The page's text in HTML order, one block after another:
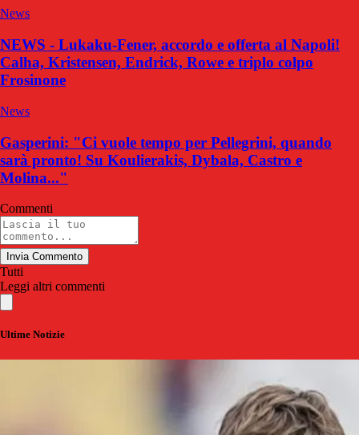
News
NEWS - Lukaku-Fener, accordo e offerta al Napoli!
Calha, Kristensen, Endrick, Rowe e triplo colpo
Frosinone
News
Gasperini: "Ci vuole tempo per Pellegrini, quando
sarà pronto! Su Koulierakis, Dybala, Castro e
Molina..."
Commenti
Invia Commento
Tutti
Leggi altri commenti
Ultime Notizie